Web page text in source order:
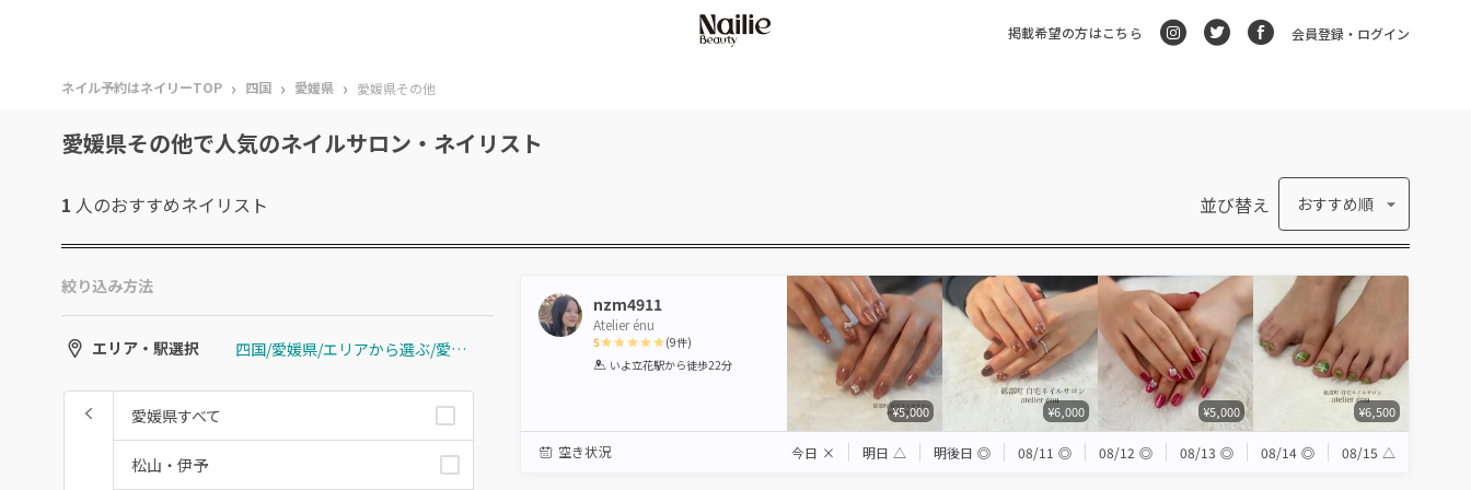
掲載希望の方はこちら 会員登録・ログイン
ネイル予約はネイリーTOP › 四国 › 愛媛県 › 愛媛県その他
愛媛県その他で人気のネイルサロン・ネイリスト
1 人のおすすめネイリスト 並び替え おすすめ順
絞り込み方法
エリア・駅選択 四国/愛媛県/エリアから選ぶ/愛媛県その他
愛媛県すべて
松山・伊予
nzm4911
Atelier énu
5
1 2 3 4 5
(9件)
いよ立花駅から徒歩22分
¥5,000 ¥6,000 ¥5,000 ¥6,500
空き状況 今日 × 明日 △ 明後日 ◎ 08/11 ◎ 08/12 ◎ 08/13 ◎ 08/14 ◎ 08/15 △